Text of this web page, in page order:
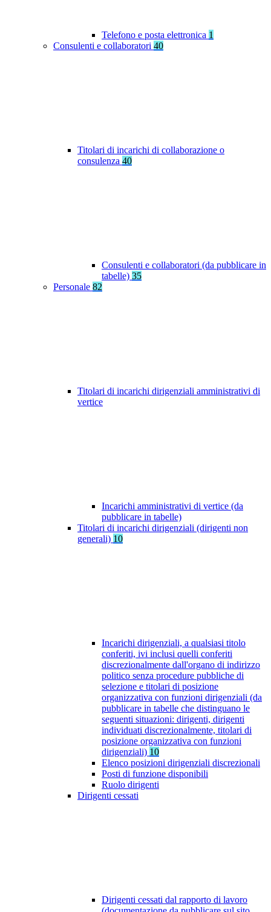
Telefono e posta elettronica 1
Consulenti e collaboratori 40
Titolari di incarichi di collaborazione o
consulenza 40
Consulenti e collaboratori (da pubblicare in
tabelle) 35
Personale 82
Titolari di incarichi dirigenziali amministrativi di
vertice
Incarichi amministrativi di vertice (da
pubblicare in tabelle)
Titolari di incarichi dirigenziali (dirigenti non
generali) 10
Incarichi dirigenziali, a qualsiasi titolo
conferiti, ivi inclusi quelli conferiti
discrezionalmente dall'organo di indirizzo
politico senza procedure pubbliche di
selezione e titolari di posizione
organizzativa con funzioni dirigenziali (da
pubblicare in tabelle che distinguano le
seguenti situazioni: dirigenti, dirigenti
individuati discrezionalmente, titolari di
posizione organizzativa con funzioni
dirigenziali) 10
Elenco posizioni dirigenziali discrezionali
Posti di funzione disponibili
Ruolo dirigenti
Dirigenti cessati
Dirigenti cessati dal rapporto di lavoro